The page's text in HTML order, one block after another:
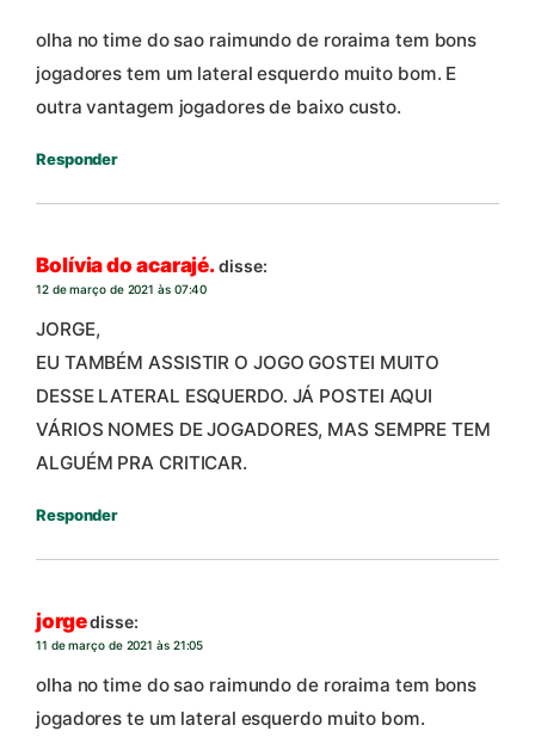
olha no time do sao raimundo de roraima tem bons
jogadores tem um lateral esquerdo muito bom. E
outra vantagem jogadores de baixo custo.
Responder
Bolívia do acarajé.disse:
12 de março de 2021 às 07:40
JORGE,
EU TAMBÉM ASSISTIR O JOGO GOSTEI MUITO
DESSE LATERAL ESQUERDO. JÁ POSTEI AQUI
VÁRIOS NOMES DE JOGADORES, MAS SEMPRE TEM
ALGUÉM PRA CRITICAR.
Responder
jorgedisse:
11 de março de 2021 às 21:05
olha no time do sao raimundo de roraima tem bons
jogadores te um lateral esquerdo muito bom.